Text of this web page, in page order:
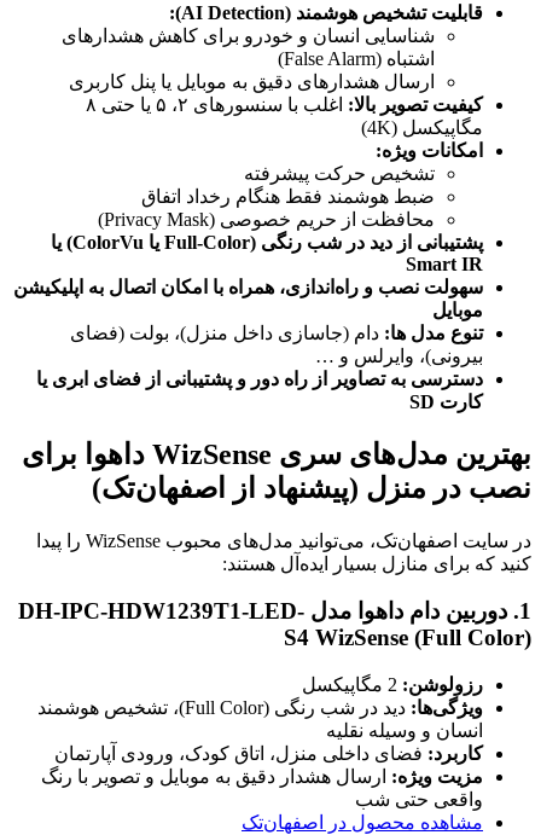
قابلیت تشخیص هوشمند (AI Detection):
شناسایی انسان و خودرو برای کاهش هشدارهای
اشتباه (False Alarm)
ارسال هشدارهای دقیق به موبایل یا پنل کاربری
کیفیت تصویر بالا:
اغلب با سنسورهای ۲، ۵ یا حتی ۸
مگاپیکسل (4K)
امکانات ویژه:
تشخیص حرکت پیشرفته
ضبط هوشمند فقط هنگام رخداد اتفاق
محافظت از حریم خصوصی (Privacy Mask)
پشتیبانی از دید در شب رنگی (Full-Color یا ColorVu) یا
Smart IR
سهولت نصب و راه‌اندازی، همراه با امکان اتصال به اپلیکیشن
موبایل
تنوع مدل ها: دام (جاسازی داخل منزل)، بولت (فضای
بیرونی)، وایرلس و …
دسترسی به تصاویر از راه دور و پشتیبانی از فضای ابری یا
کارت SD
بهترین مدل‌های سری WizSense داهوا برای
نصب در منزل (پیشنهاد از اصفهان‌تک)
در سایت اصفهان‌تک، می‌توانید مدل‌های محبوب WizSense را پیدا
کنید که برای منازل بسیار ایده‌آل هستند:
1.
دوربین دام داهوا مدل DH-IPC-HDW1239T1-LED-
S4 WizSense (Full Color)
رزولوشن:
ویژگی‌ها:
دید در شب رنگی (Full Color)، تشخیص هوشمند
انسان و وسیله نقلیه
کاربرد: فضای داخلی منزل، اتاق کودک، ورودی آپارتمان
مزیت ویژه: ارسال هشدار دقیق به موبایل و تصویر با رنگ
واقعی حتی شب
مشاهده محصول در اصفهان‌تک